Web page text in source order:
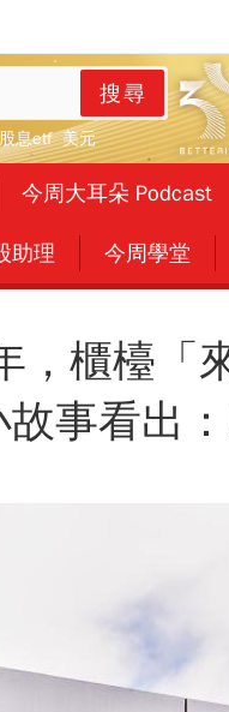
搜尋
息etf 美元
今周大耳朵 Podcast
助理 今周學堂
，櫃檯「
事看出